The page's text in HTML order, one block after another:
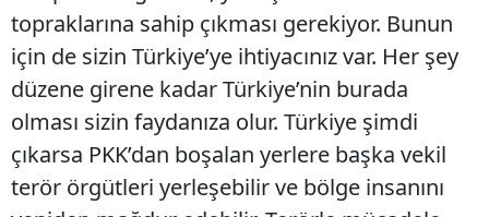
topraklarına sahip çıkması gerekiyor. Bunun
için de sizin Türkiye’ye ihtiyacınız var. Her şey
düzene girene kadar Türkiye’nin burada
olması sizin faydanıza olur. Türkiye şimdi
çıkarsa PKK’dan boşalan yerlere başka vekil
terör örgütleri yerleşebilir ve bölge insanını